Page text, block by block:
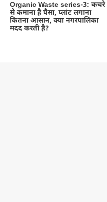
Organic Waste series-3: कचरे
से कमाना है पैसा, प्लांट लगाना
कितना आसान, क्या नगरपालिका
मदद करती है?